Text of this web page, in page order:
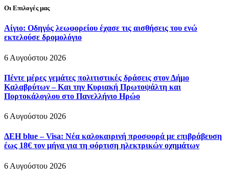
Οι Επιλογές μας
Αίγιο: Οδηγός λεωφορείου έχασε τις αισθήσεις του ενώ
εκτελούσε δρομολόγιο
6 Αυγούστου 2026
Πέντε μέρες γεμάτες πολιτιστικές δράσεις στον Δήμο
Καλαβρύτων – Και την Κυριακή Πρωτοψάλτη και
Πορτοκάλογλου στο Πανελλήνιο Ηρώο
6 Αυγούστου 2026
ΔΕΗ blue – Visa: Νέα καλοκαιρινή προσφορά με επιβράβευση
έως 18€ τον μήνα για τη φόρτιση ηλεκτρικών οχημάτων
6 Αυγούστου 2026